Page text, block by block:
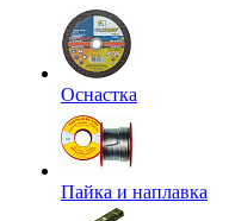
Оснастка
Пайка и наплавка